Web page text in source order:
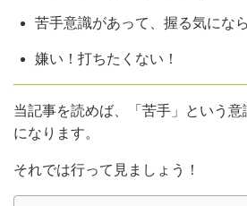
苦手意識があって、握る気にな
嫌い！打ちたくない！
当記事を読めば、「苦手」という意
になります。
それでは行って見ましょう！